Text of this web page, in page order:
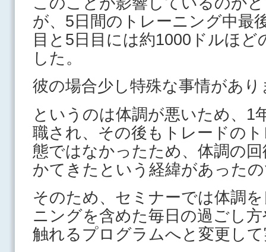
が、5日間のトレーニング中最
目と5日目には約1000ドルほ
した。
彼の場合少し特殊な事情があり
というのは体調が悪いため、1
職され、その後もトレードの
態ではなかったため、体調の
かてきたという経緯があった
そのため、セミナーでは体調
ニングを含めた毎日の過ごし
触れるプログラムへと変更し